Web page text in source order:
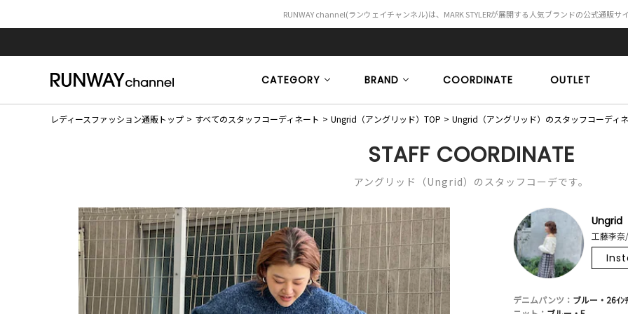
RUNWAY channel(ランウェイチャンネル)は、MARK STYLERが展開する人気ブランドの公式通販サ
CATEGORY BRAND COORDINATE OUTLET
レディースファッション通販トップ すべてのスタッフコーディネート Ungrid（アングリッド）TOP Ungrid（アングリッド）のスタッフコーディ
STAFF COORDINATE
アングリッド（Ungrid）のスタッフコーデです。
Ungrid
工藤李
デニムパンツ： ブルー・26ｲﾝﾁ